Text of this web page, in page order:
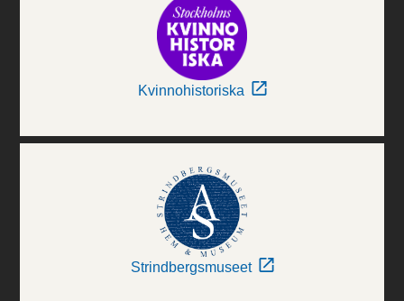
Kvinnohistoriska
Strindbergsmuseet